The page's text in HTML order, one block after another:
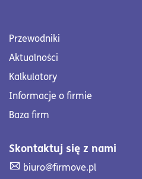
Przewodniki
Aktualności
Kalkulatory
Informacje o firmie
Baza firm
Skontaktuj się z nami
Skontaktuj się z nami.
biuro@firmove.pl